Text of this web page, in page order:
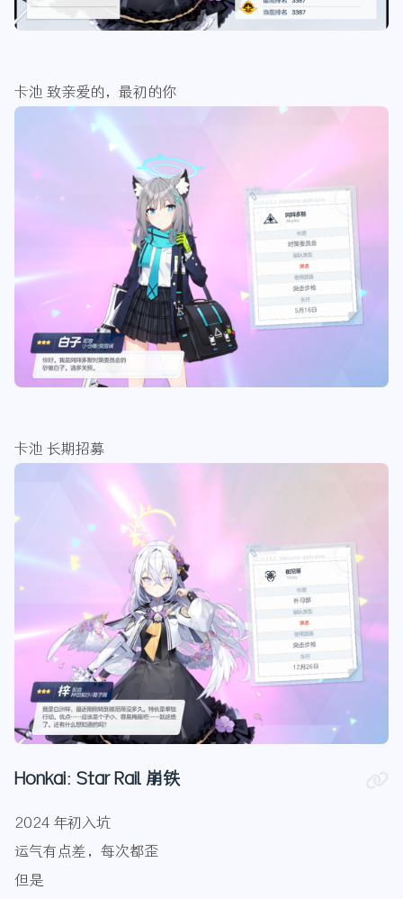
卡池 致亲爱的，最初的你
卡池 长期招募
Honkai: Star Rail 崩铁
2024 年初入坑
运气有点差，每次都歪
但是